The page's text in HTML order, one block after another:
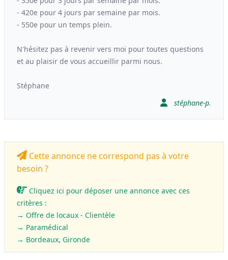
- 420e pour 4 jours par semaine par mois.
- 550e pour un temps plein.
N'hésitez pas à revenir vers moi pour toutes questions
et au plaisir de vous accueillir parmi nous.
Stéphane
stéphane-p.
Cette annonce ne correspond pas à votre
besoin ?
Cliquez ici pour déposer une annonce avec ces
critères :
→ Offre de locaux - Clientèle
→ Paramédical
→ Bordeaux, Gironde